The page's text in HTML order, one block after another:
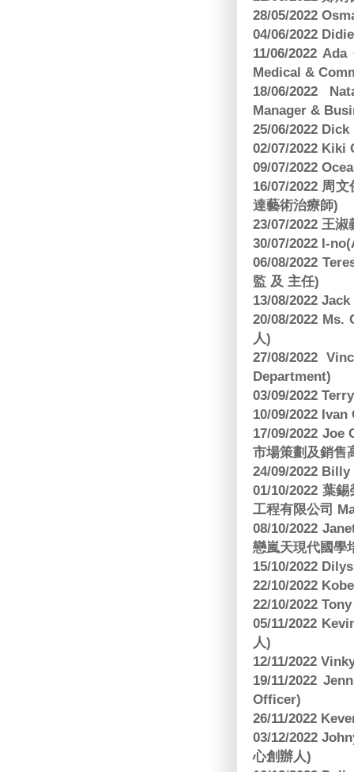
28/05/2022
04/06/2022
11/06/2022
Medical &
18/06/2022
Manager &
25/06/2022
02/07/2022 Kiki
09/07/2022
16/07/2022 周
達藝術治療師)
23/07/2022 王
30/07/2022 I-
06/08/2022
監 及 主任)
13/08/2022
20/08/2022
人)
27/08/2022
Department)
03/09/2022
10/09/2022
17/09/2022
市場策劃及銷售
24/09/2022
01/10/2022 葉
工程有限公司
08/10/2022
戀嵐天現代國學
15/10/2022
22/10/2022
22/10/2022
05/11/2022
人)
12/11/2022
19/11/2022
Officer)
26/11/2022
03/12/2022
心創辦人)